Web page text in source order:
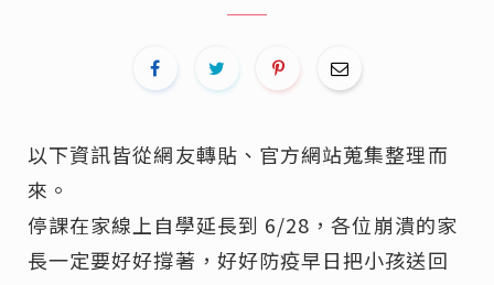
以下資訊皆從網友轉貼、官方網站蒐集整理而
來。
停課在家線上自學延長到 6/28，各位崩潰的家
長一定要好好撐著，好好防疫早日把小孩送回